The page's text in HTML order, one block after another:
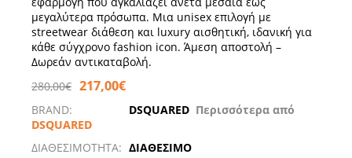
μεγαλύτερα πρόσωπα. Μια unisex επιλογή με
streetwear διάθεση και luxury αισθητική, ιδανική για
κάθε σύγχρονο fashion icon. Άμεση αποστολή –
Δωρεάν αντικαταβολή.
280,00€ 217,00€
BRAND: DSQUARED Περισσότερα από
DSQUARED
ΔΙΑΘΕΣΙΜΟΤΗΤΑ: ΔΙΑΘΕΣΙΜΟ